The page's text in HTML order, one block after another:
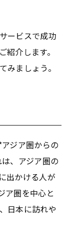
ービスで成功
介します。
みましょう。
ジア圏からの
、アジア圏の
出かける人が
ア圏を中心と
日本に訪れや